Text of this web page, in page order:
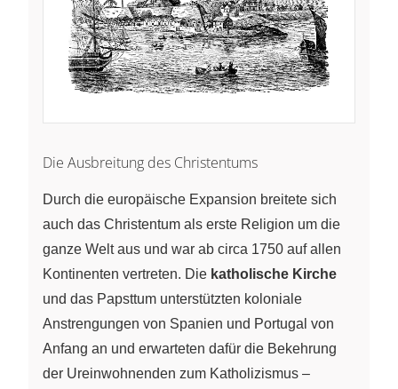
Die Ausbreitung des Christentums
Durch die europäische Expansion breitete sich
auch das Christentum als erste Religion um die
ganze Welt aus und war ab circa 1750 auf allen
Kontinenten vertreten. Die katholische Kirche
und das Papsttum unterstützten koloniale
Anstrengungen von Spanien und Portugal von
Anfang an und erwarteten dafür die Bekehrung
der Ureinwohnenden zum Katholizismus –